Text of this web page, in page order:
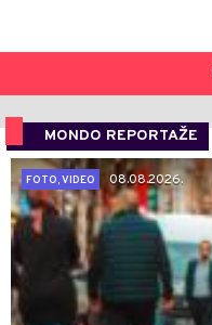
MONDO REPORTAŽE
FOTO, VIDEO
08.08.2026.